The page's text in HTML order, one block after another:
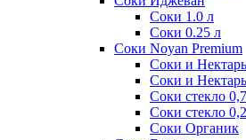
Соки 1.0 л
Соки 0.25 л
Соки Noyan Premium
Соки и
Соки и
Соки стекло
Соки стекло
Соки Органик